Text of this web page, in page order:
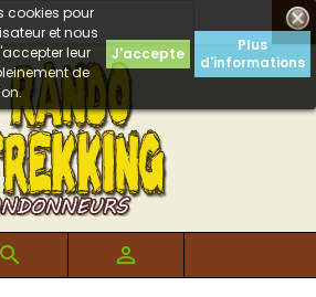

cookies pour
et nous
leur
de
J'accepte
Plus
d'informations
 